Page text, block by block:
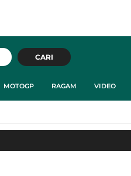
CARI
MOTOGP RAGAM VIDEO